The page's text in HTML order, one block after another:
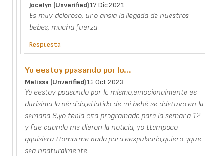
Jocelyn (unverified)17 Dic 2021
Es muy doloroso, uno ansia la llegada de nuestros
bebes, mucha fuerza
Respuesta
Yo eestoy ppasando por lo…
Melissa (unverified)13 Oct 2023
Yo eestoy ppasando por lo mismo,emocionalmente es
durísima la pérdida,el latido de mi bebé se ddetuvo en la
semana 8,yo tenía cita programada para la semana 12
y fue cuando me dieron la noticia, yo ttampoco
qquisiera ttomarme nada para eexpulsarlo,quiero qque
sea nnaturalmente.